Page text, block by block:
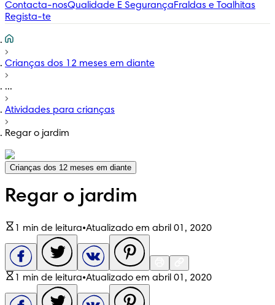
Contacta-nosQualidade E SegurançaFraldas e Toalhitas
Regista-te
Crianças dos 12 meses em diante
...
Atividades para crianças
Regar o jardim
Crianças dos 12 meses em diante
Regar o jardim
1 min de leitura•Atualizado em abril 01, 2020
1 min de leitura•Atualizado em abril 01, 2020